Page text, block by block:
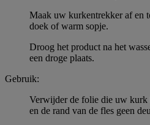
Maak uw kurkentrekker af en
doek of warm sopje.
Droog het product na het
een droge plaats.
Gebruik:
Verwijder de folie die uw kurk
en de rand van de fles geen